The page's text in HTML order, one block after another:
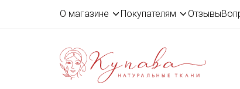
О магазине Покупателям Отзывы